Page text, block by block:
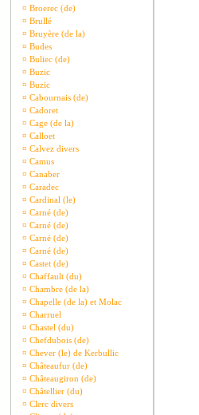
¤ Broerec (de)
¤ Brullé
¤ Bruyère (de la)
¤ Budes
¤ Buliec (de)
¤ Buzic
¤ Buzic
¤ Cabournais (de)
¤ Cadoret
¤ Cage (de la)
¤ Calloet
¤ Calvez divers
¤ Camus
¤ Canaber
¤ Caradec
¤ Cardinal (le)
¤ Carné (de)
¤ Carné (de)
¤ Carné (de)
¤ Carné (de)
¤ Castet (de)
¤ Chaffault (du)
¤ Chambre (de la)
¤ Chapelle (de la) et Molac
¤ Charruel
¤ Chastel (du)
¤ Chefdubois (de)
¤ Chever (le) de Kerbullic
¤ Châteaufur (de)
¤ Châteaugiron (de)
¤ Châtellier (du)
¤ Clerc divers